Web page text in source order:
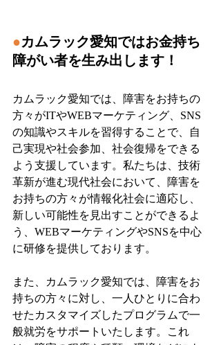
●カムラック愛知ではお金持ち
障がい者を生み出します！
カムラック愛知では、障害をお持ちの
方々がITやWEBマーケティング、SNS
の知識やスキルを習得することで、自
己実現や社会参加、社会復帰をできる
よう支援しています。私たちは、技術
革新が進む現代社会において、障害を
お持ちの方々が情報化社会に適応し、
新しい可能性を見出すことができるよ
う、WEBマーケティングやSNSを中心
に研修を提供しております。
また、カムラック愛知では、障害をお
持ちの方々に対し、一人ひとりに合わ
せたカスタマイズしたプログラムで一
般就労をサポートいたします。これ